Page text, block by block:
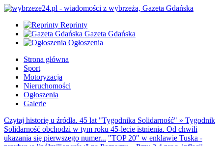
Reprinty
Gazeta Gdańska
Ogłoszenia
Strona główna
Sport
Motoryzacja
Nieruchomości
Ogłoszenia
Galerie
Czytaj historię u źródła. 45 lat "Tygodnika Solidarność" » Tygodnik
Solidarność obchodzi w tym roku 45-lecie istnienia. Od chwili
ukazania się pierwszego numer... "TOP 20" w enklawie Tuska -